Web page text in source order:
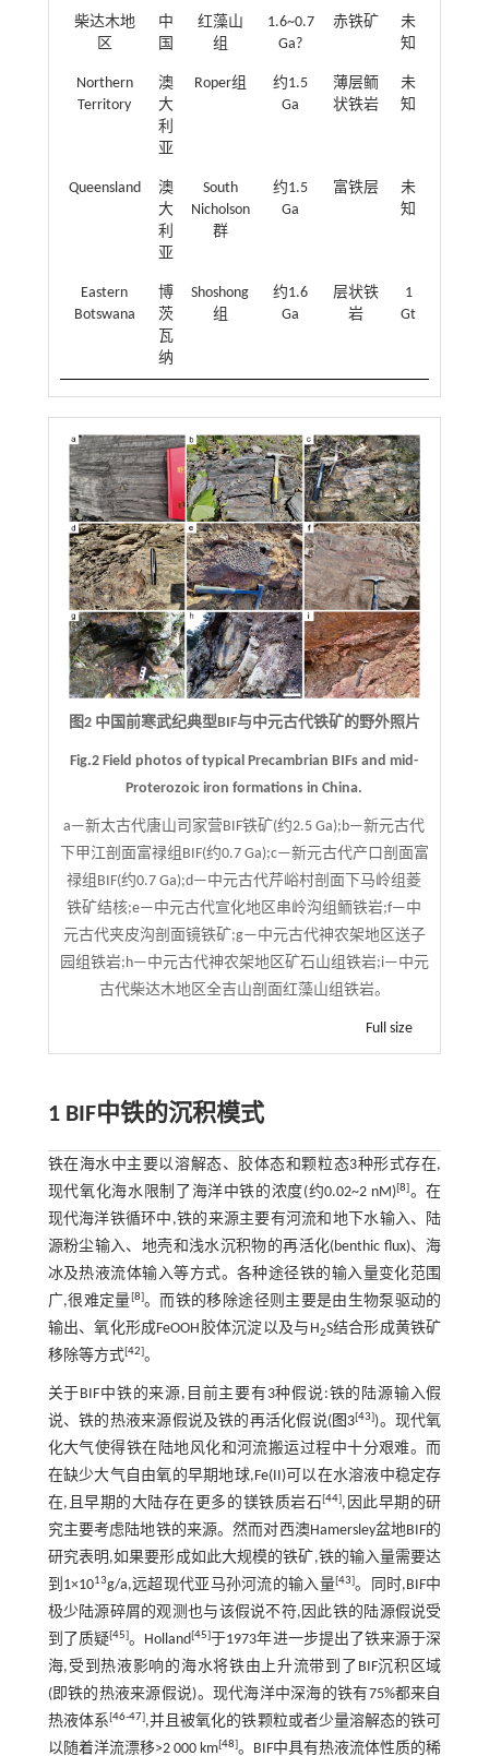
柴达木地
区
中
国
红藻山
组
1.6~0.7
Ga?
赤铁矿
未
知
Northern
Territory
澳
大
利
亚
Roper组
约1.5
Ga
薄层鲕
状铁岩
未
知
Queensland
澳
大
利
亚
South
Nicholson
群
约1.5
Ga
富铁层
未
知
Eastern
Botswana
博
茨
瓦
纳
Shoshong
组
约1.6
Ga
层状铁
岩
1
Gt
图2 中国前寒武纪典型BIF与中元古代铁矿的野外照片
Fig.2 Field photos of typical Precambrian BIFs and mid-
Proterozoic iron formations in China.
a—新太古代唐山司家营BIF铁矿(约2.5 Ga);b—新元古代
下甲江剖面富禄组BIF(约0.7 Ga);c—新元古代产口剖面富
禄组BIF(约0.7 Ga);d—中元古代芹峪村剖面下马岭组菱
铁矿结核;e—中元古代宣化地区串岭沟组鲕铁岩;f—中
元古代夹皮沟剖面镜铁矿;g—中元古代神农架地区送子
园组铁岩;h—中元古代神农架地区矿石山组铁岩;i—中元
古代柴达木地区全吉山剖面红藻山组铁岩。
Full size
1 BIF中铁的沉积模式
铁在海水中主要以溶解态、胶体态和颗粒态3种形式存在,
现代氧化海水限制了海洋中铁的浓度(约0.02~2 nM)[8]。在
现代海洋铁循环中,铁的来源主要有河流和地下水输入、陆
源粉尘输入、地壳和浅水沉积物的再活化(benthic flux)、海
冰及热液流体输入等方式。各种途径铁的输入量变化范围
广,很难定量[8]。而铁的移除途径则主要是由生物泵驱动的
输出、氧化形成FeOOH胶体沉淀以及与H2S结合形成黄铁矿
移除等方式[42]。
关于BIF中铁的来源,目前主要有3种假说:铁的陆源输入假
说、铁的热液来源假说及铁的再活化假说(图3[43])。现代氧
化大气使得铁在陆地风化和河流搬运过程中十分艰难。而
在缺少大气自由氧的早期地球,Fe(II)可以在水溶液中稳定存
在,且早期的大陆存在更多的镁铁质岩石[44],因此早期的研
究主要考虑陆地铁的来源。然而对西澳Hamersley盆地BIF的
研究表明,如果要形成如此大规模的铁矿,铁的输入量需要达
到1×1013g/a,远超现代亚马孙河流的输入量[43]。同时,BIF中
极少陆源碎屑的观测也与该假说不符,因此铁的陆源假说受
到了质疑[45]。Holland[45]于1973年进一步提出了铁来源于深
海,受到热液影响的海水将铁由上升流带到了BIF沉积区域
(即铁的热液来源假说)。现代海洋中深海的铁有75%都来自
热液体系[46-47],并且被氧化的铁颗粒或者少量溶解态的铁可
以随着洋流漂移>2 000 km[48]。BIF中具有热液流体性质的稀